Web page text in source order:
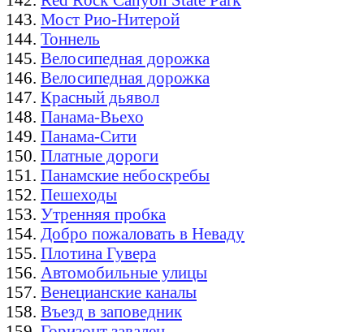
Мост Рио-Нитерой
Тоннель
Велосипедная дорожка
Велосипедная дорожка
Красный дьявол
Панама-Вьехо
Панама-Сити
Платные дороги
Панамские небоскребы
Пешеходы
Утренняя пробка
Добро пожаловать в Неваду
Плотина Гувера
Автомобильные улицы
Венецианские каналы
Въезд в заповедник